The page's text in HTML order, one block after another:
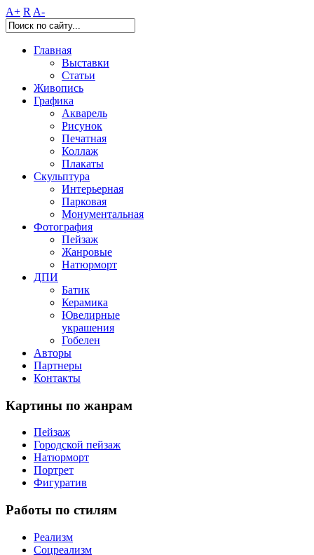
A+ R A-
Главная
Выставки
Статьи
Живопись
Графика
Акварель
Рисунок
Печатная
Коллаж
Плакаты
Скульптура
Интерьерная
Парковая
Монументальная
Фотография
Пейзаж
Жанровые
Натюрморт
ДПИ
Батик
Керамика
Ювелирные
украшения
Гобелен
Авторы
Партнеры
Контакты
Картины по жанрам
Пейзаж
Городской пейзаж
Натюрморт
Портрет
Фигуратив
Работы по стилям
Реализм
Соцреализм